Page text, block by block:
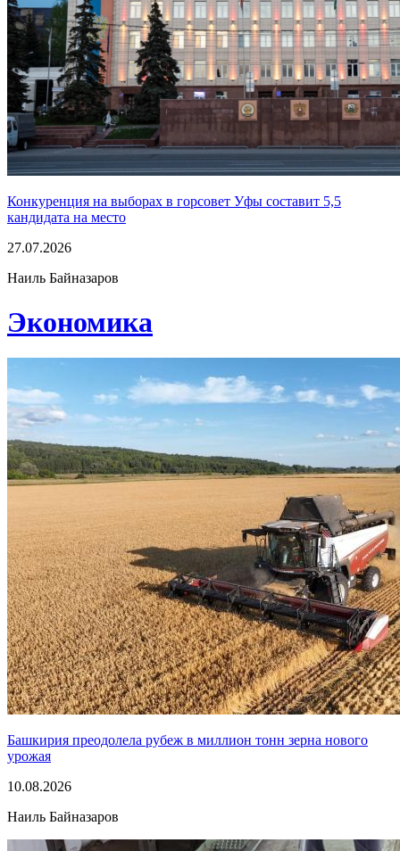
Конкуренция на выборах в горсовет Уфы составит 5,5
кандидата на место
27.07.2026
Наиль Байназаров
Экономика
Башкирия преодолела рубеж в миллион тонн зерна нового
урожая
10.08.2026
Наиль Байназаров